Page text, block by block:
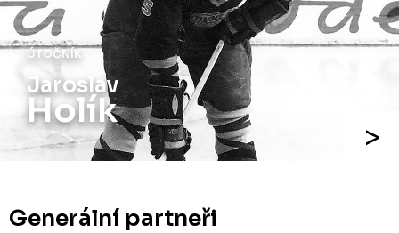
ÚTOČNÍK
Jiří
Holík
Generální partneři